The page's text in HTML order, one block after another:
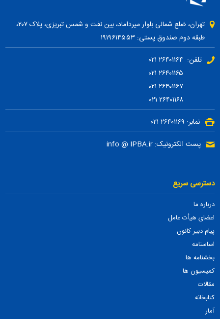
تهران، ضلع شمالی بلوار میرداماد، بین نفت و شمس تبریزی، پلاک ۲۰۷،
طبقه دوم صندوق پستی: ۱۹۱۹۶۱۴۵۵۳
تلفن: ۲۶۴۰۱۱۶۴ ۰۲۱
۲۶۴۰۱۱۶۷ ۰۲۱
۲۶۴۰۱۱۶۸ ۰۲۱
نمابر: ۲۶۴۰۱۱۶۹ ۰۲۱
پست الکترونیک: info @ IPBA.ir
دسترسی سریع
درباره ما
اعضای هیأت عامل
پیام دبیر کانون
اساسنامه
بخشنامه ها
کمیسیون ها
مقالات
کتابخانه
آمار